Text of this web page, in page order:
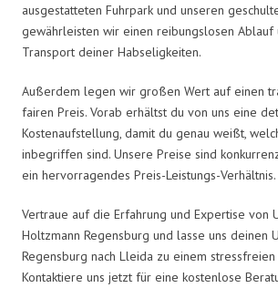
ausgestatteten Fuhrpark und unseren
gewährleisten wir einen reibungslosen Ablauf
Transport deiner Habseligkeiten.
Außerdem legen wir großen Wert auf einen
fairen Preis. Vorab erhältst du von uns eine
Kostenaufstellung, damit du genau weißt,
inbegriffen sind. Unsere Preise sind
ein hervorragendes Preis-Leistungs-Verhältnis.
Vertraue auf die Erfahrung und Expertise von
Holtzmann Regensburg und lasse uns deinen
Regensburg nach Lleida zu einem stressfreien
Kontaktiere uns jetzt für eine kostenlose